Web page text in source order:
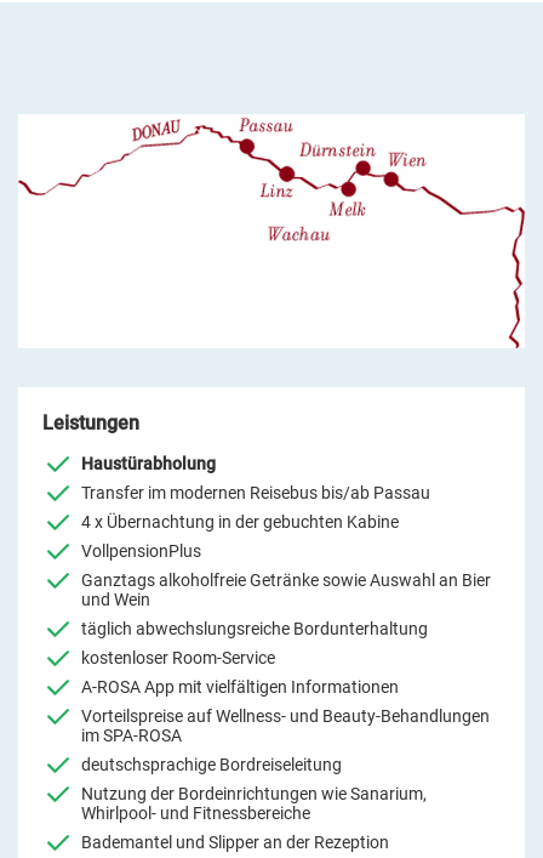
Leistungen
Haustürabholung
Transfer im modernen Reisebus bis/ab Passau
4 x Übernachtung in der gebuchten Kabine
VollpensionPlus
Ganztags alkoholfreie Getränke sowie Auswahl an Bier
und Wein
täglich abwechslungsreiche Bordunterhaltung
kostenloser Room-Service
A-ROSA App mit vielfältigen Informationen
Vorteilspreise auf Wellness- und Beauty-Behandlungen
im SPA-ROSA
deutschsprachige Bordreiseleitung
Nutzung der Bordeinrichtungen wie Sanarium,
Whirlpool- und Fitnessbereiche
Bademantel und Slipper an der Rezeption